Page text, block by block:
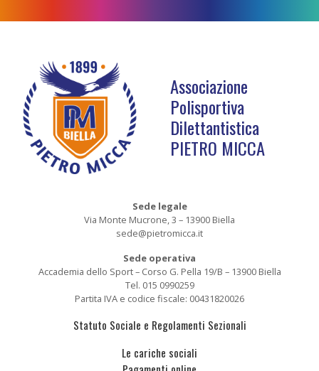
Associazione
Polisportiva
Dilettantistica
PIETRO MICCA
Sede legale
Via Monte Mucrone, 3 – 13900 Biella
sede@pietromicca.it
Sede operativa
Accademia dello Sport – Corso G. Pella 19/B – 13900 Biella
Tel. 015 0990259
Partita IVA e codice fiscale: 00431820026
Statuto Sociale e Regolamenti Sezionali
Le cariche sociali